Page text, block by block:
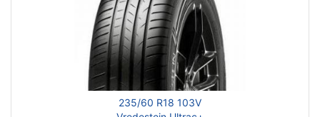
235/60 R18 103V